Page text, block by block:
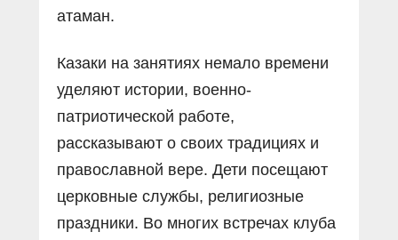
атаман.
Казаки на занятиях немало времени
уделяют истории, военно-
патриотической работе,
рассказывают о своих традициях и
православной вере. Дети посещают
церковные службы, религиозные
праздники. Во многих встречах клуба